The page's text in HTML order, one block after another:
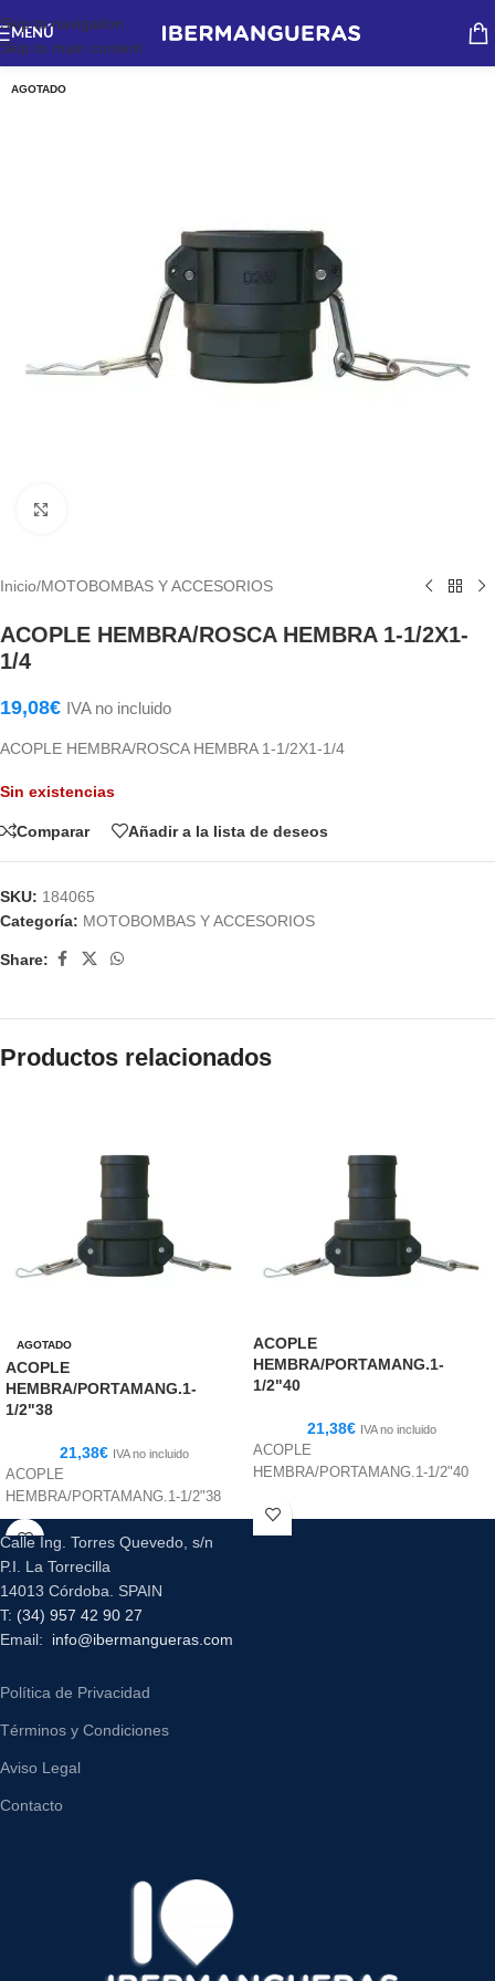
Skip to navigation
Skip to main content
MENÚ
AGOTADO
Inicio/MOTOBOMBAS Y ACCESORIOS
ACOPLE HEMBRA/ROSCA HEMBRA 1-1/2X1-
1/4
19,08€ IVA no incluido
ACOPLE HEMBRA/ROSCA HEMBRA 1-1/2X1-1/4
Sin existencias
Comparar Añadir a la lista de deseos
SKU: 184065
Categoría: MOTOBOMBAS Y ACCESORIOS
Share:
Productos relacionados
AGOTADO
ACOPLE
HEMBRA/PORTAMANG.1-
1/2"38
21,38€ IVA no incluido
ACOPLE
HEMBRA/PORTAMANG.1-1/2"38
ACOPLE
HEMBRA/PORTAMANG.1-
1/2"40
21,38€ IVA no incluido
ACOPLE
HEMBRA/PORTAMANG.1-1/2"40
Calle Ing. Torres Quevedo, s/n
P.I. La Torrecilla
14013 Córdoba. SPAIN
T: (34) 957 42 90 27
Email: info@ibermangueras.com
Política de Privacidad
Términos y Condiciones
Aviso Legal
Contacto